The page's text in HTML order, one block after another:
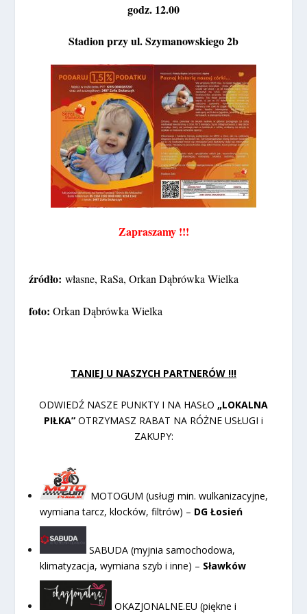
godz. 12.00
Stadion przy ul. Szymanowskiego 2b
Zapraszamy !!!
źródło:własne, RaSa, Orkan Dąbrówka Wielka
foto:Orkan Dąbrówka Wielka
TANIEJ U NASZYCH PARTNERÓW !!!
ODWIEDŹ NASZE PUNKTY I NA HASŁO „LOKALNA
PIŁKA” OTRZYMASZ RABAT NA RÓŻNE USŁUGI i
ZAKUPY:
MOTOGUM (usługi min. wulkanizacyjne,
wymiana tarcz, klocków, filtrów) – DG Łosień
SABUDA (myjnia samochodowa,
klimatyzacja, wymiana szyb i inne) – Sławków
OKAZJONALNE.EU (piękne i